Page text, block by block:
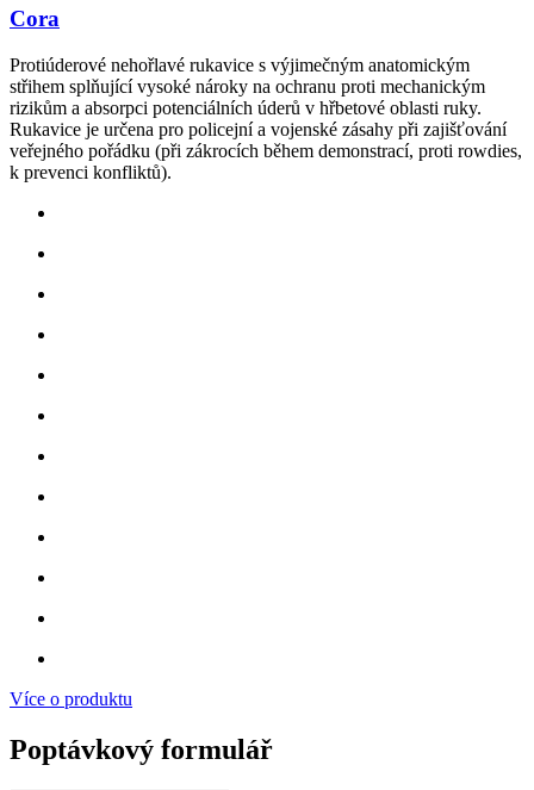
Cora
Protiúderové nehořlavé rukavice s výjimečným anatomickým
střihem splňující vysoké nároky na ochranu proti mechanickým
rizikům a absorpci potenciálních úderů v hřbetové oblasti ruky.
Rukavice je určena pro policejní a vojenské zásahy při zajišťování
veřejného pořádku (při zákrocích během demonstrací, proti rowdies,
k prevenci konfliktů).
Více o produktu
Poptávkový formulář